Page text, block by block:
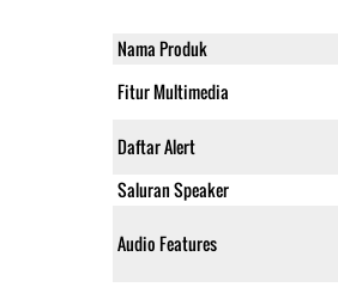
Nama Produk
Fitur Multimedia
Daftar Alert
Saluran Speaker
Audio Features